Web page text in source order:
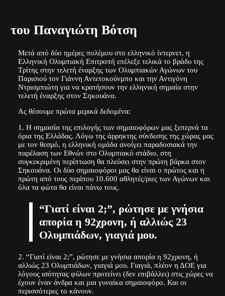
του Παναγιώτη Βότση
Μετά από δύο ημέρες πολέμου στο ελληνικό ίντερνετ, η
Ελληνική Ολυμπιακή Επιτροπή επέλεξε τελικά το βράδυ της
Τρίτης στην τελετή έναρξης των Ολυμπιακών Αγώνων του
Παρισιού τον Γιάννη Αντετοκούνμπο και την Αντιγόνη
Ντρισμπιώτη για να κρατήσουν την ελληνική σημαία στην
τελετή έναρξης στον Σηκουάνα.
Ας θέσουμε πρώτα μερικά δεδομένα:
1. Η σημασία της επιλογής των σημαιοφόρων μας ξεπερνά τα
όρια της Ελλάδας. Λόγω της άρρηκτης σύνδεσης της χώρας μας
με τον θεσμό, η ελληνική ομάδα ανοίγει παραδοσιακά την
παρέλαση των Εθνών στο Ολυμπιακό στάδιο, στη
συγκεκριμένη περίπτωση θα πλεύσει στην πρώτη βάρκα στον
Σηκουάνα. Οι δύο σημαιοφόροι μας θα είναι ο πρώτος και η
πρώτη από τους περίπου 10.600 αθλητές/ριες των Αγώνων και
όλα τα φώτα θα είναι πάνω τους.
“Γιατί είναι 2;”, ρώτησε με γνήσια
απορία η 92χρονη, ή αλλιώς 23
Ολυμπιάδων, γιαγιά μου.
2. “Γιατί είναι 2;”, ρώτησε με γνήσια απορία η 92χρονη, ή
αλλιώς 23 Ολυμπιάδων, γιαγιά μου. Γιαγιά, πλέον η ΔΟΕ για
λόγους ισότητας φύλων προτείνει (δεν επιβάλλει) στις χώρες να
έχουν έναν άνδρα και μια γυναίκα σημαιοφόρο. Και οι
περισσότερες το κάνουν.